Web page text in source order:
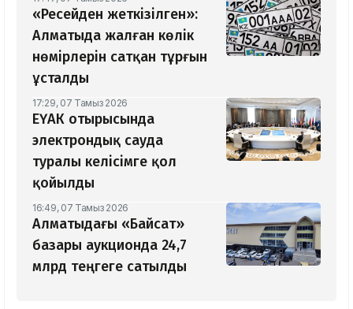
«Ресейден жеткізілген»:
Алматыда жалған көлік
нөмірлерін сатқан тұрғын
ұсталды
17:29, 07 Тамыз 2026
ЕҮАК отырысында
электрондық сауда
туралы келісімге қол
қойылды
16:49, 07 Тамыз 2026
Алматыдағы «Байсат»
базары аукционда 24,7
млрд теңгеге сатылды